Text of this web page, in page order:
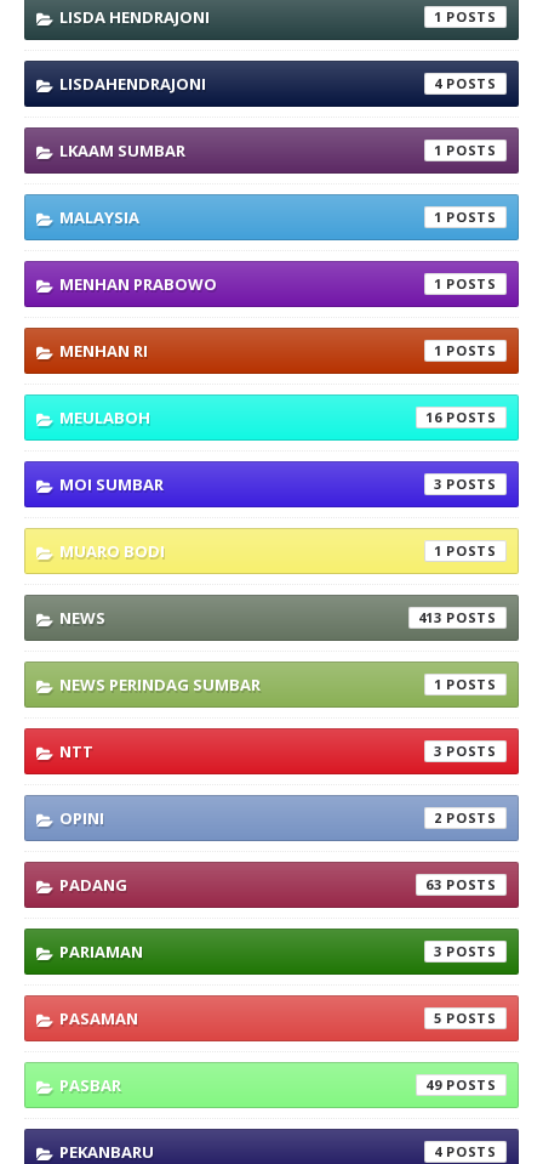
LISDA HENDRAJONI 1
LISDAHENDRAJONI 4
LKAAM SUMBAR 1
MALAYSIA 1
MENHAN PRABOWO 1
MENHAN RI 1
MEULABOH 16
MOI SUMBAR 3
MUARO BODI 1
NEWS 413
NEWS PERINDAG SUMBAR 1
NTT 3
OPINI 2
PADANG 63
PARIAMAN 3
PASAMAN 5
PASBAR 49
PEKANBARU 4